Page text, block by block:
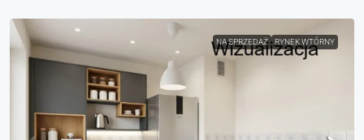
NA SPRZEDAŻ RYNEK WTÓRNY